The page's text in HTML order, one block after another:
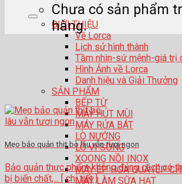
GIỚI THIỆU
Về Lorca
Lịch sử hình thành
Tầm nhìn-sứ mệnh-giá trị
Hình Ảnh về Lorca
Danh hiệu và Giải Thưởng
SẢN PHẨM
BẾP TỪ
MÁY HÚT MÙI
MÁY RỬA BÁT
LÒ NƯỚNG
LÒ VI SÓNG
XOONG NỒI INOX
MÁY ÉP HOA QUẢ (ÉP
MÁY LÀM SỮA HẠT
Chưa có sản phẩm
hàng.
Mẹo bảo quản thịt bò lâu vẫn tươi ngon
Bảo quản thực phẩm không đúng cách có
bị biến chất,... [ chi tiết ]